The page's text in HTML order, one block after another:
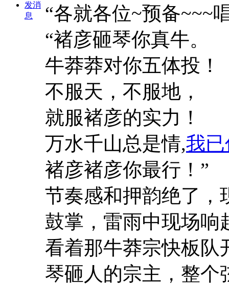
发消
息
“各就各位~预备~~~
“褚彦砸琴你真牛。
牛莽莽对你五体投！
不服天，不服地，
就服褚彦的实力！
万水千山总是情,我
褚彦褚彦你最行！”
节奏感和押韵绝了，
鼓掌，雷雨中现场响
看着那牛莽宗快板队
琴砸人的宗主，整个